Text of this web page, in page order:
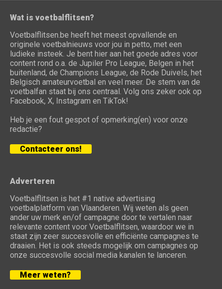
Wat is voetbalflitsen?
Voetbalflitsen.be heeft het meest opvallende en
originele voetbalnieuws voor jou in petto, met een
ludieke insteek. Je bent hier aan het goede adres voor
content rond o.a. de Jupiler Pro League, Belgen in het
buitenland, de Champions League, de Rode Duivels, het
Belgisch amateurvoetbal en veel meer. De stem van de
voetbalfan staat bij ons centraal. Volg ons zeker ook op
Facebook, X, Instagram en TikTok!
Heb je een fout gespot of opmerking(en) voor onze
redactie?
Contacteer ons!
Adverteren
Voetbalflitsen is het #1 native advertising
voetbalplatform van Vlaanderen. Wij weten als geen
ander uw merk en/of campagne door te vertalen naar
relevante content voor Voetbalflitsen, waardoor we in
staat zijn zeer succesvolle en efficiënte campagnes te
draaien. Het is ook steeds mogelijk om campagnes op
onze succesvolle social media kanalen te lanceren.
Meer weten?